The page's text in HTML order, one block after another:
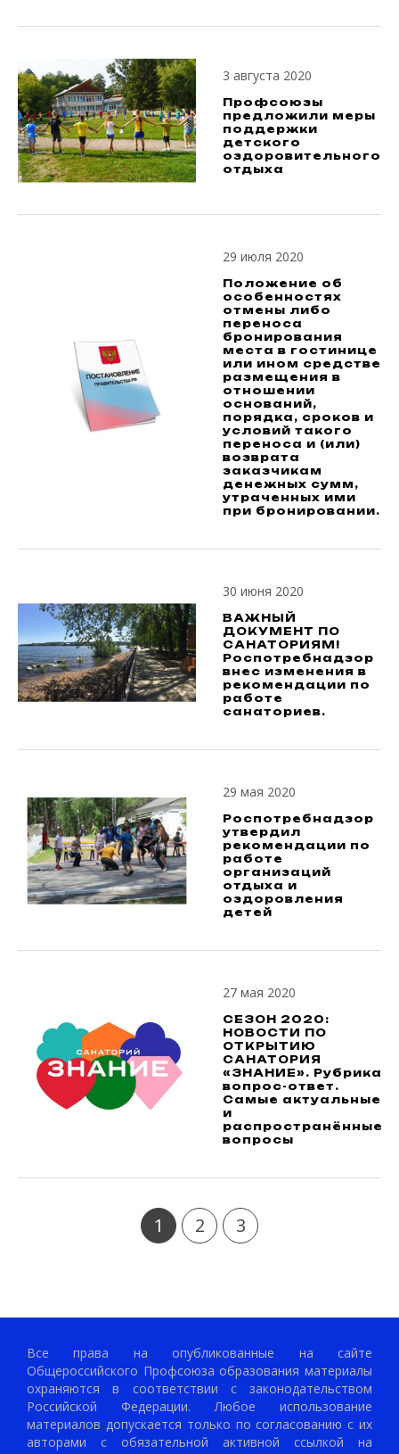
3 августа 2020
Профсоюзы
предложили меры
поддержки
детского
оздоровительного
отдыха
29 июля 2020
Положение об
особенностях
отмены либо
переноса
бронирования
места в гостинице
или ином средстве
размещения в
отношении
оснований,
порядка, сроков и
условий такого
переноса и (или)
возврата
заказчикам
денежных сумм,
утраченных ими
при бронировании.
30 июня 2020
ВАЖНЫЙ
ДОКУМЕНТ ПО
САНАТОРИЯМ!
Роспотребнадзор
внес изменения в
рекомендации по
работе
санаториев.
29 мая 2020
Роспотребнадзор
утвердил
рекомендации по
работе
организаций
отдыха и
оздоровления
детей
27 мая 2020
СЕЗОН 2020:
НОВОСТИ ПО
ОТКРЫТИЮ
САНАТОРИЯ
«ЗНАНИЕ». Рубрика
вопрос-ответ.
Самые актуальные
и
распространённые
вопросы
1 2 3
Все права на опубликованные на сайте
Общероссийского Профсоюза образования материалы
охраняются в соответствии с законодательством
Российской Федерации. Любое использование
материалов допускается только по согласованию с их
авторами с обязательной активной ссылкой на